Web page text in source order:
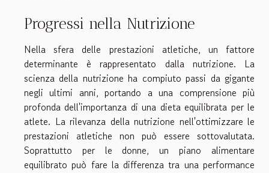
Progressi nella Nutrizione
Nella sfera delle prestazioni atletiche, un fattore
determinante è rappresentato dalla nutrizione. La
scienza della nutrizione ha compiuto passi da gigante
negli ultimi anni, portando a una comprensione più
profonda dell'importanza di una dieta equilibrata per le
atlete. La rilevanza della nutrizione nell'ottimizzare le
prestazioni atletiche non può essere sottovalutata.
Soprattutto per le donne, un piano alimentare
equilibrato può fare la differenza tra una performance